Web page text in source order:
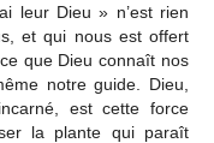
leur Dieu » n’est rien
et qui nous est offert
que Dieu connaît nos
notre guide. Dieu,
est cette force
la plante qui paraît